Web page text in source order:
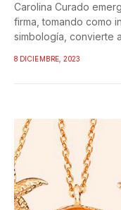
Carolina Curado
firma, tomando como
simbología, convierte a
8 DICIEMBRE, 2023